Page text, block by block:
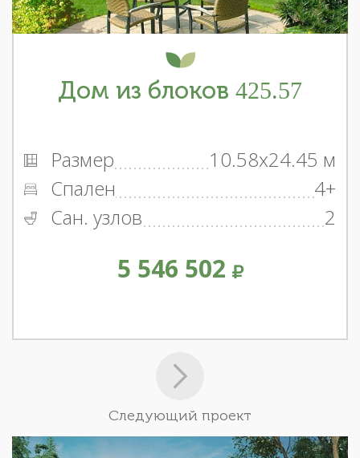
Дом из блоков 425.57
Размер
10.58x24.45 м
Спален
4+
Сан. узлов
2
5 546 502
Следующий проект